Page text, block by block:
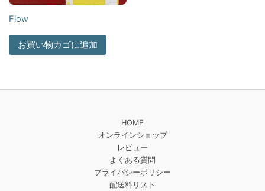
Flow
お買い物カゴに追加
HOME
オンラインショップ
レビュー
よくある質問
プライバシーポリシー
配送料リスト